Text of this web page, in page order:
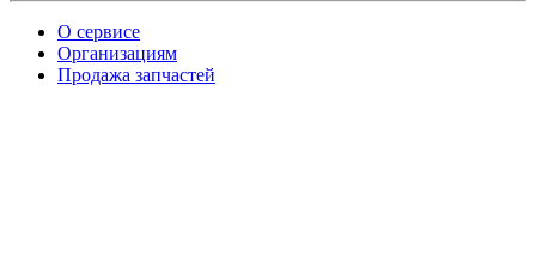
О сервисе
Организациям
Продажа запчастей